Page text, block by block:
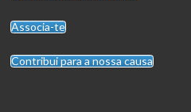
Associa-te
Contribui para a nossa causa